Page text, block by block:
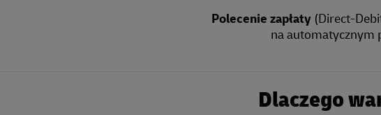
Polecenie zapłaty (Direct-
na automatycznym
Dlaczego